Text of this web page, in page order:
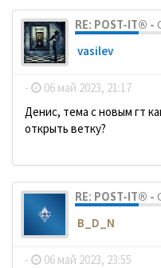
RE: POST-
vasilev
- 06 май 2023, 21:17
Денис, тема с новым гт
открыть ветку?
RE: POST-
B_D_N
- 06 май 2023, 23:55